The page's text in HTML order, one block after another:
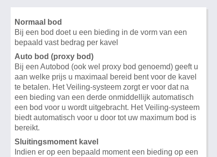
Normaal bod
Bij een bod doet u een bieding in de vorm van een
bepaald vast bedrag per kavel
Auto bod (proxy bod)
Bij een Autobod (ook wel proxy bod genoemd) geeft u
aan welke prijs u maximaal bereid bent voor de kavel
te betalen. Het Veiling-systeem zorgt er voor dat na
een bieding van een derde onmiddellijk automatisch
een bod voor u wordt uitgebracht. Het Veiling-systeem
biedt automatisch voor u door tot uw maximum bod is
bereikt.
Sluitingsmoment kavel
Indien er op een bepaald moment een bieding op een